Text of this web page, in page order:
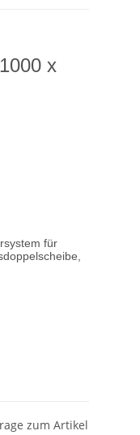
x
für
zum Artikel